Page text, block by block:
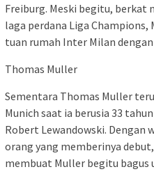
Freiburg. Meski begitu, berkat
laga perdana Liga Champions,
tuan rumah Inter Milan
Thomas Muller
Sementara Thomas Muller
Munich saat ia berusia 33
Robert Lewandowski. Dengan
orang yang memberinya
membuat Muller begitu bagus